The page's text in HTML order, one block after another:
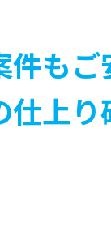
件も
仕上